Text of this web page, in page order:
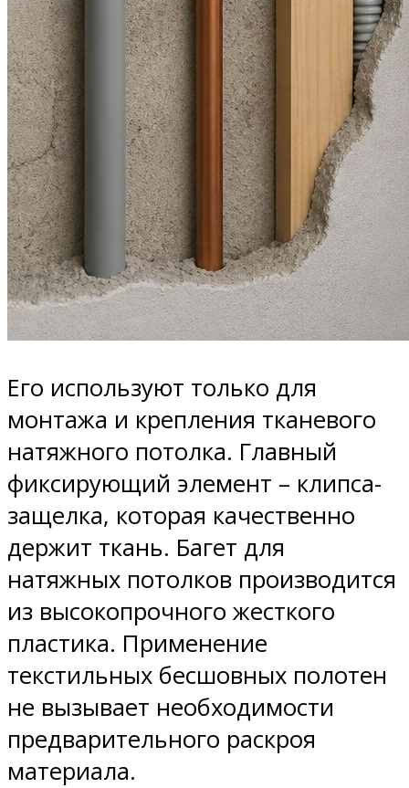
Его используют только для
монтажа и крепления тканевого
натяжного потолка. Главный
фиксирующий элемент – клипса-
защелка, которая качественно
держит ткань. Багет для
натяжных потолков производится
из высокопрочного жесткого
пластика. Применение
текстильных бесшовных полотен
не вызывает необходимости
предварительного раскроя
материала.